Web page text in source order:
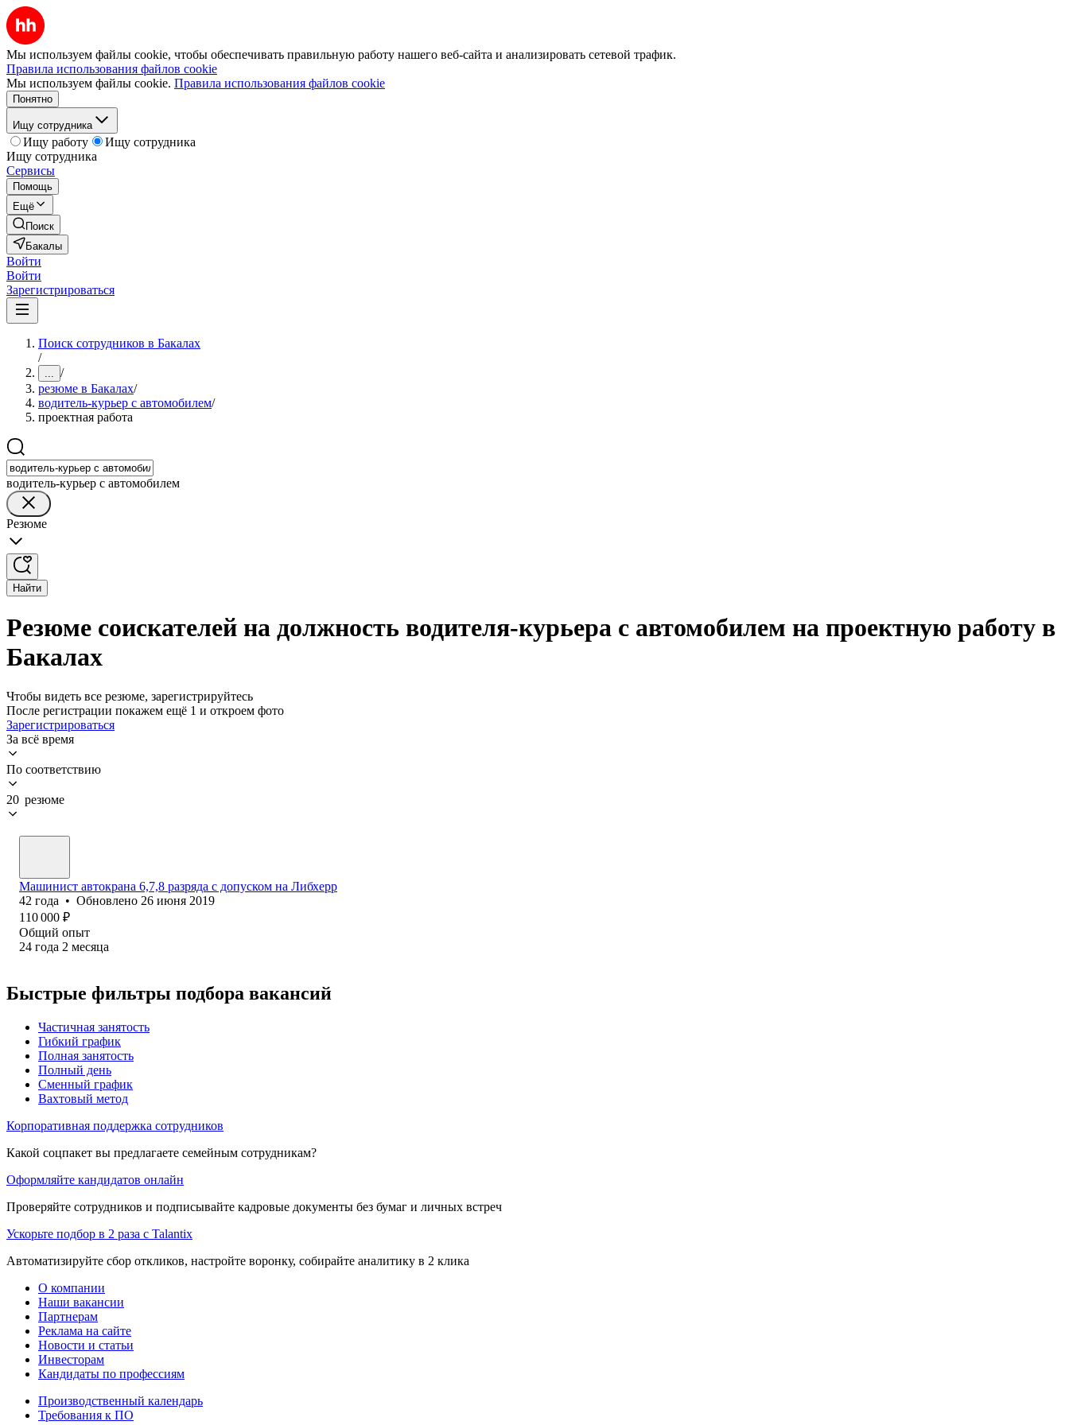
Мы используем файлы cookie, чтобы обеспечивать правильную работу нашего веб-сайта и анализировать сетевой трафик.
Правила использования файлов cookie
Мы используем файлы cookie. Правила использования файлов cookie
Понятно
Ищу сотрудника
Ищу работу
Ищу сотрудника
Ищу сотрудника
Сервисы
Помощь
Ещё
Поиск
Бакалы
Войти
Войти
Зарегистрироваться
Поиск сотрудников в Бакалах
/
... /
резюме в Бакалах/
водитель-курьер с автомобилем/
проектная работа
водитель-курьер с автомобилем
Резюме
Найти
Резюме соискателей на должность водителя-курьера с автомобилем на проектную работу в
Бакалах
Чтобы видеть все резюме, зарегистрируйтесь
После регистрации покажем ещё 1 и откроем фото
Зарегистрироваться
За всё время
По соответствию
20 резюме
Машинист автокрана 6,7,8 разряда с допуском на Либхерр
42 года • Обновлено 26 июня 2019
110 000 ₽
Общий опыт
24 года 2 месяца
Быстрые фильтры подбора вакансий
Частичная занятость
Гибкий график
Полная занятость
Полный день
Сменный график
Вахтовый метод
Корпоративная поддержка сотрудников
Какой соцпакет вы предлагаете семейным сотрудникам?
Оформляйте кандидатов онлайн
Проверяйте сотрудников и подписывайте кадровые документы без бумаг и личных встреч
Ускорьте подбор в 2 раза с Talantix
Автоматизируйте сбор откликов, настройте воронку, собирайте аналитику в 2 клика
О компании
Наши вакансии
Партнерам
Реклама на сайте
Новости и статьи
Инвесторам
Кандидаты по профессиям
Производственный календарь
Требования к ПО